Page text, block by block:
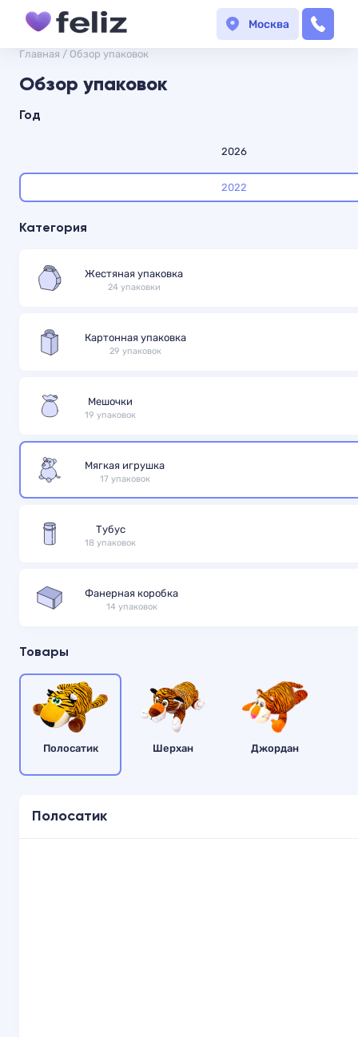
Москва
Главная / Обзор упаковок
Обзор упаковок
Год
2026
2022
Категория
Жестяная упаковка
24 упаковки
Картонная упаковка
29 упаковок
Мешочки
19 упаковок
Мягкая игрушка
17 упаковок
Тубус
18 упаковок
Фанерная коробка
14 упаковок
Товары
Полосатик Шерхан Джордан
Полосатик